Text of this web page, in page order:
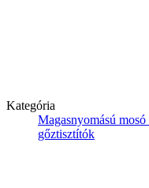
Kategória
Magasnyomású
gőztisztítók